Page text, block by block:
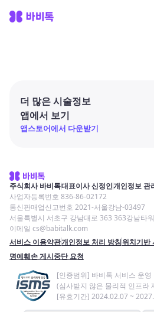
더 많은 시술정보
앱에서 보기
앱스토어에서 다운받기
주식회사 바비톡대표이사 신정인개인정보 관
사업자등록번호 836-86-02172
통신판매업신고번호 2021-서울강남-03497
서울특별시 서초구 강남대로 363 363강남타
이메일 cs@babitalk.com
서비스 이용약관개인정보 처리 방침위치기반
명예훼손 게시중단 요청
[인증범위] 바비톡 서비스 운영
(심사받지 않은 물리적 인프라
[유효기간] 2024.02.07 ~